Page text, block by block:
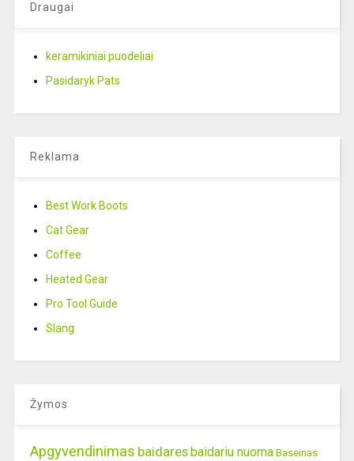
Draugai
keramikiniai puodeliai
Pasidaryk Pats
Reklama
Best Work Boots
Cat Gear
Coffee
Heated Gear
Pro Tool Guide
Slang
Žymos
Apgyvendinimas baidaresbaidariu nuoma Baseinas